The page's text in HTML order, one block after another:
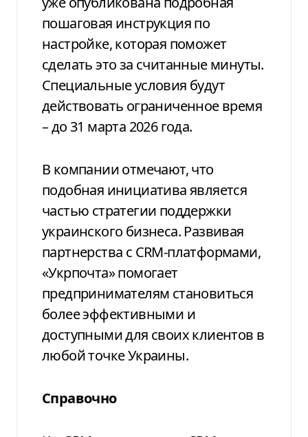
пошаговая инструкция по
настройке, которая поможет
сделать это за считанные минуты.
Специальные условия будут
действовать ограниченное время
– до 31 марта 2026 года.
В компании отмечают, что
подобная инициатива является
частью стратегии поддержки
украинского бизнеса. Развивая
партнерства с CRM-платформами,
«Укрпочта» помогает
предпринимателям становиться
более эффективными и
доступными для своих клиентов в
любой точке Украины.
Справочно